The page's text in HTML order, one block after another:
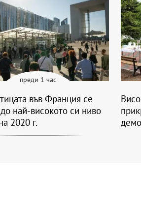
преди 1 час
във Франция се
най-високото си ниво
2020 г.